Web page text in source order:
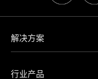
解决方案
行业产品